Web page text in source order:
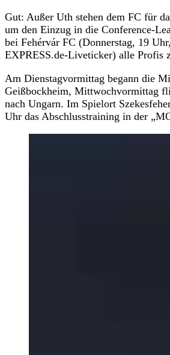
Gut: Außer Uth stehen dem FC für
um den Einzug in die Conference-
bei Fehérvár FC (Donnerstag, 19 Uhr,
EXPRESS.de-Liveticker) alle Profis
Am Dienstagvormittag begann die
Geißbockheim, Mittwochvormittag
nach Ungarn. Im Spielort
Uhr das Abschlusstraining in der